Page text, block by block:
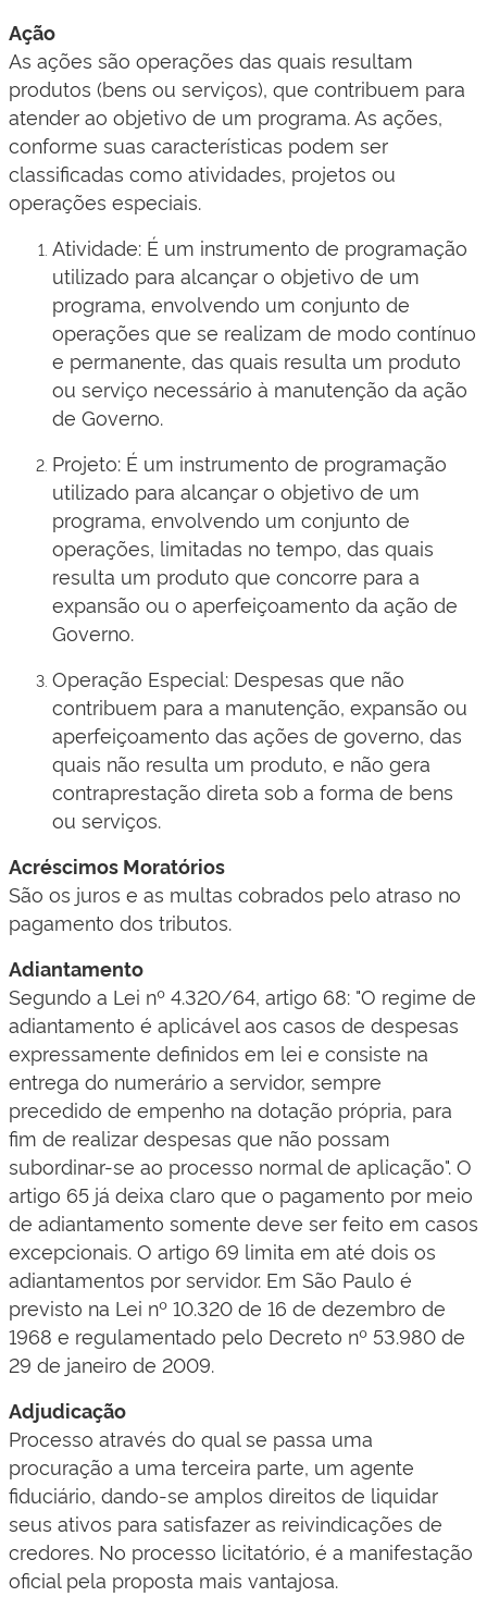
Ação
As ações são operações das quais resultam
produtos (bens ou serviços), que contribuem para
atender ao objetivo de um programa. As ações,
conforme suas características podem ser
classificadas como atividades, projetos ou
operações especiais.
Atividade: É um instrumento de programação
utilizado para alcançar o objetivo de um
programa, envolvendo um conjunto de
operações que se realizam de modo contínuo
e permanente, das quais resulta um produto
ou serviço necessário à manutenção da ação
de Governo.
Projeto: É um instrumento de programação
utilizado para alcançar o objetivo de um
programa, envolvendo um conjunto de
operações, limitadas no tempo, das quais
resulta um produto que concorre para a
expansão ou o aperfeiçoamento da ação de
Governo.
Operação Especial: Despesas que não
contribuem para a manutenção, expansão ou
aperfeiçoamento das ações de governo, das
quais não resulta um produto, e não gera
contraprestação direta sob a forma de bens
ou serviços.
Acréscimos Moratórios
São os juros e as multas cobrados pelo atraso no
pagamento dos tributos.
Adiantamento
​Segundo a Lei nº 4.320/64, artigo 68: "O regime de
adiantamento é aplicável aos casos de despesas
expressamente definidos em lei e consiste na
entrega do numerário a servidor, sempre
precedido de empenho na dotação própria, para
fim de realizar despesas que não possam
subordinar-se ao processo normal de aplicação". O
artigo 65 já deixa claro que o pagamento por meio
de adiantamento somente deve ser feito em casos
excepcionais. O artigo 69 limita em até dois os
adiantamentos por servidor. Em São Paulo é
previsto na Lei nº 10.320 de 16 de dezembro de
1968 e regulamentado pelo Decreto nº 53.980 de
29 de janeiro de 2009.​
Adjudicação
Processo através do qual se passa uma
procuração a uma terceira parte, um agente
fiduciário, dando-se amplos direitos de liquidar
seus ativos para satisfazer as reivindicações de
credores. No processo licitatório, é a manifestação
oficial pela proposta mais vantajosa.